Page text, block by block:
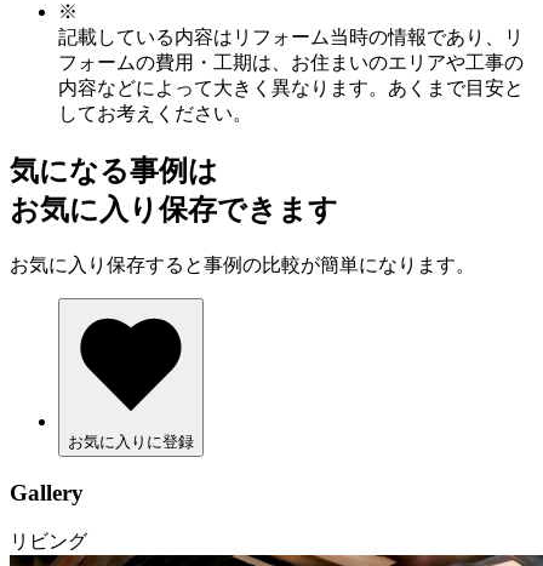
※
記載している内容はリフォーム当時の情報であり、リ
フォームの費用・工期は、お住まいのエリアや工事の
内容などによって大きく異なります。あくまで目安と
してお考えください。
気になる事例は
お気に入り保存できます
お気に入り保存すると事例の比較が簡単になります。
お気に入りに登録
Gallery
リビング